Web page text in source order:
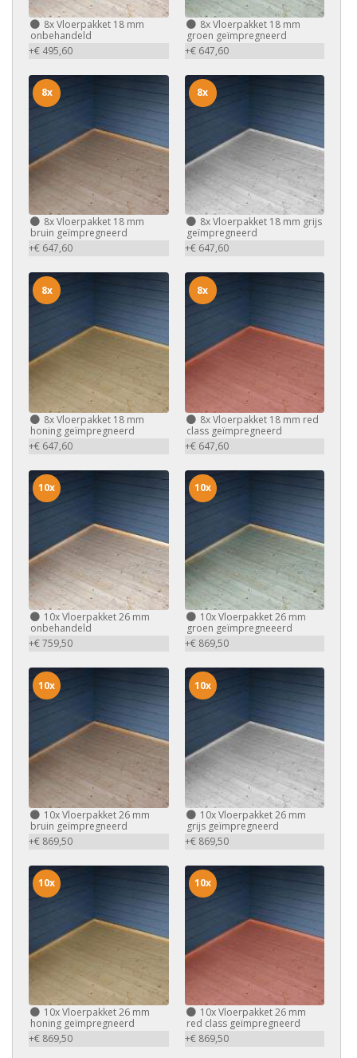
8xVloerpakket 18 mm
onbehandeld
+€ 495,60
8xVloerpakket 18 mm
groen geïmpregneerd
+€ 647,60
8xVloerpakket 18 mm
bruin geïmpregneerd
+€ 647,60
8x
8xVloerpakket 18 mm grijs
geïmpregneerd
+€ 647,60
8x
8xVloerpakket 18 mm
honing geïmpregneerd
+€ 647,60
8x
8xVloerpakket 18 mm red
class geïmpregneerd
+€ 647,60
8x
10xVloerpakket 26 mm
onbehandeld
+€ 759,50
10x
10xVloerpakket 26 mm
groen geïmpregneeerd
+€ 869,50
10x
10xVloerpakket 26 mm
bruin geïmpregneerd
+€ 869,50
10x
10xVloerpakket 26 mm
grijs geïmpregneerd
+€ 869,50
10x
10xVloerpakket 26 mm
honing geïmpregneerd
+€ 869,50
10x
10xVloerpakket 26 mm
red class geïmpregneerd
+€ 869,50
10x